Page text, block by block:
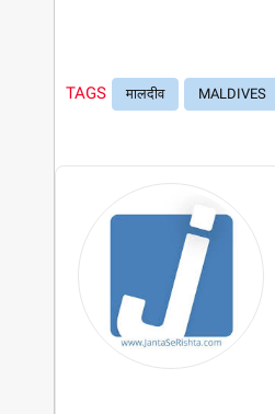
TAGS मालदीव MALDIVES